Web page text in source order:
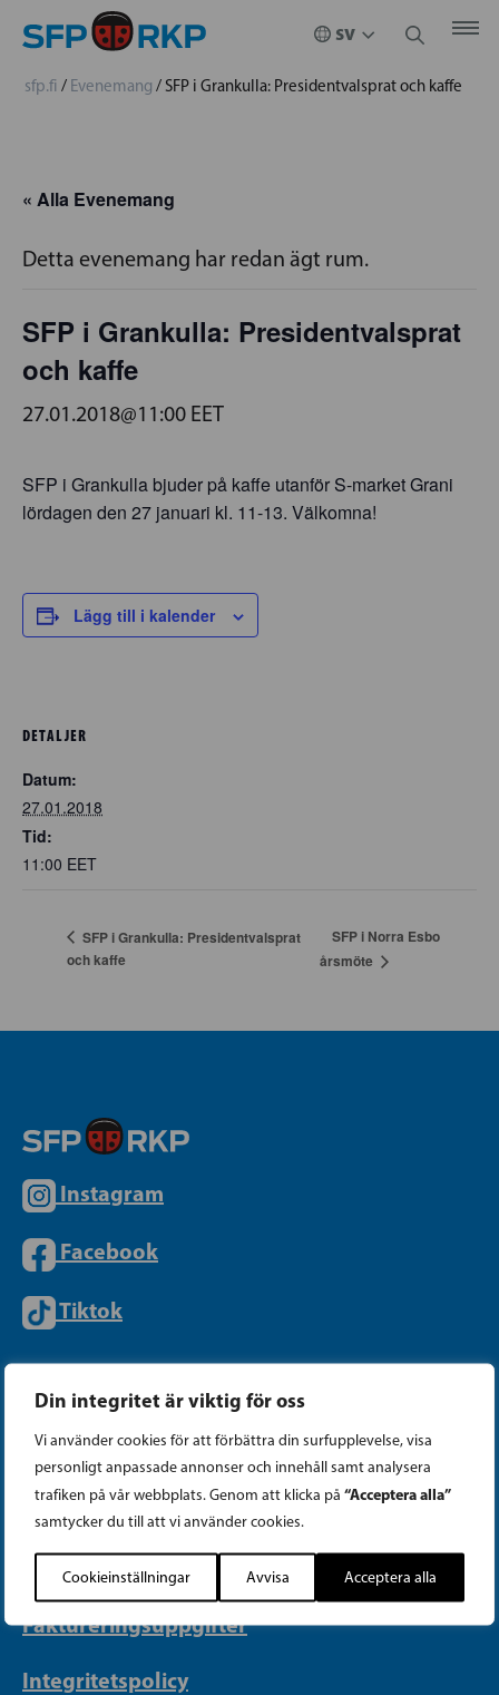
Din integritet är viktig för oss
Vi använder cookies för att förbättra din surfupplevelse, visa
personligt anpassade annonser och innehåll samt analysera
trafiken på vår webbplats. Genom att klicka på “Acceptera alla”
samtycker du till att vi använder cookies.
Cookieinställningar Avvisa Acceptera alla
sfp.fi / Evenemang / SFP i Grankulla: Presidentvalsprat och kaffe
« Alla Evenemang
Detta evenemang har redan ägt rum.
SFP i Grankulla: Presidentvalsprat
och kaffe
27.01.2018@11:00 EET
SFP i Grankulla bjuder på kaffe utanför S-market Grani
lördagen den 27 januari kl. 11-13. Välkomna!
Lägg till i kalender
DETALJER
Datum:
27.01.2018
Tid:
11:00 EET
SFP i Grankulla: Presidentvalsprat
och kaffe
SFP i Norra Esbo
årsmöte
Instagram
Facebook
Tiktok
PARTIKANSLIET
Telefon (09) 693 070
PB 430, 00101 Helsingfors
Georgsgatan 27, 00100 Helsingfors
info@sfp.fi
Faktureringsuppgifter
Integritetspolicy